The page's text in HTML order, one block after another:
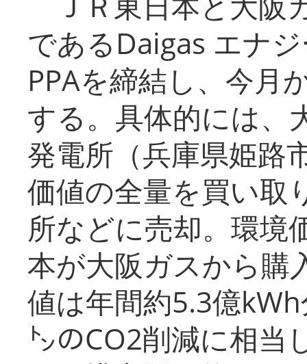
であるDaigas エナ
PPAを締結し、今月
する。具体的には、
発電所（兵庫県姫路
価値の全量を買い取
所などに売却。環境
本が大阪ガスから購
値は年間約5.3億
㌧のCO2削減に相当